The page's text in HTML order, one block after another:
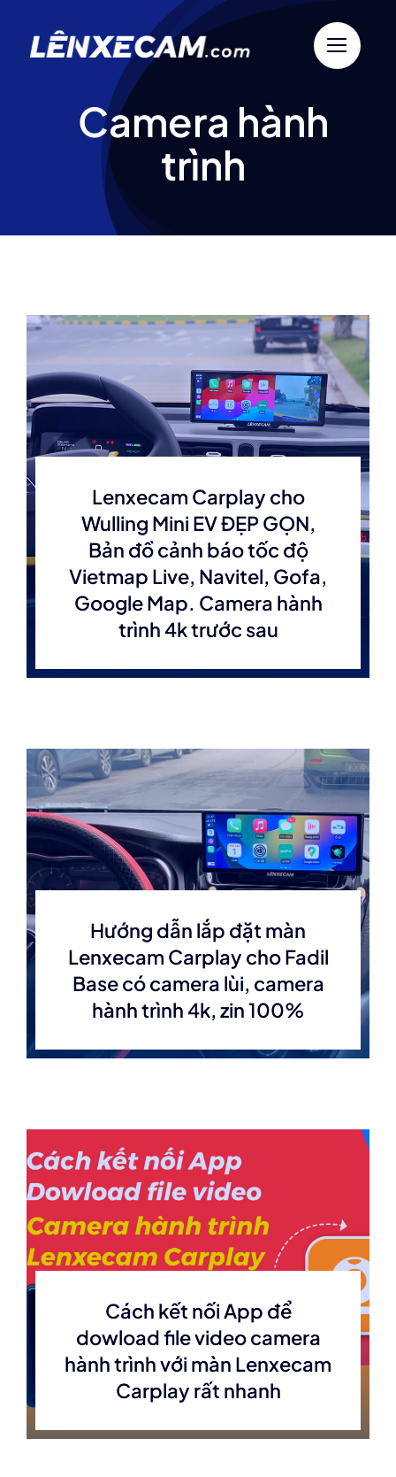
content
Camera hành
trình
Lenxecam Carplay cho
Wulling Mini EV ĐẸP GỌN,
Bản đồ cảnh báo tốc độ
Vietmap Live, Navitel, Gofa,
Google Map. Camera hành
trình 4k trước sau
Hướng dẫn lắp đặt màn
Lenxecam Carplay cho Fadil
Base có camera lùi, camera
hành trình 4k, zin 100%
Cách kết nối App để
dowload file video camera
hành trình với màn Lenxecam
Carplay rất nhanh